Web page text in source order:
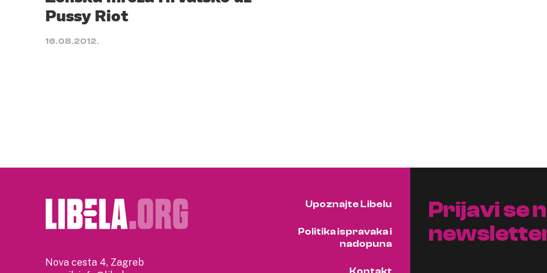
Pussy Riot
16.08.2012.
Nova cesta 4, Zagreb
Upoznajte Libelu
Politika ispravaka i
nadopuna
Prijavi se